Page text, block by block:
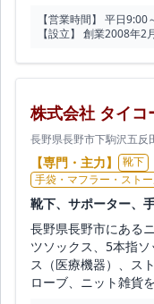
【営業時間】 平日9:00
【設立】 創業2008年2
株式会社 タイコ
長野県長野市下駒沢五反
【専門・主力】
靴下
手袋・マフラー・スト
靴下、サポーター、
長野県長野市にある
ツソックス、5本指
ス（医療機器）、ス
ローブ、ニット雑貨